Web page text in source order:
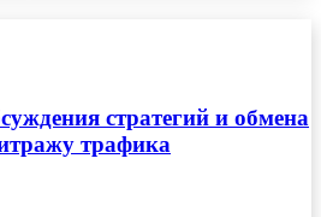
стратегий и обмена
трафика